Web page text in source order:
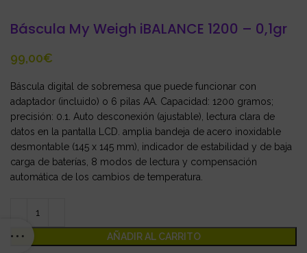
Báscula My Weigh iBALANCE 1200 – 0,1gr
€
Báscula digital de sobremesa que puede funcionar con
adaptador (incluido) o 6 pilas AA. Capacidad: 1200 gramos;
precisión: 0.1. Auto desconexión (ajustable), lectura clara de
datos en la pantalla LCD. amplia bandeja de acero inoxidable
desmontable (145 x 145 mm), indicador de estabilidad y de baja
carga de baterías, 8 modos de lectura y compensación
automática de los cambios de temperatura.
AÑADIR AL CARRITO